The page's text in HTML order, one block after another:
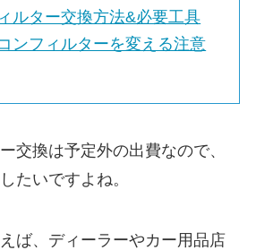
ルター交換方法&必要工具
ンフィルターを変える注意
交換は予定外の出費なので、
たいですよね。
ば、ディーラーやカー用品店